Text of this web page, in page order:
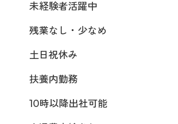
未経験者活躍中
残業なし・少なめ
土日祝休み
扶養内勤務
10時以降出社可能